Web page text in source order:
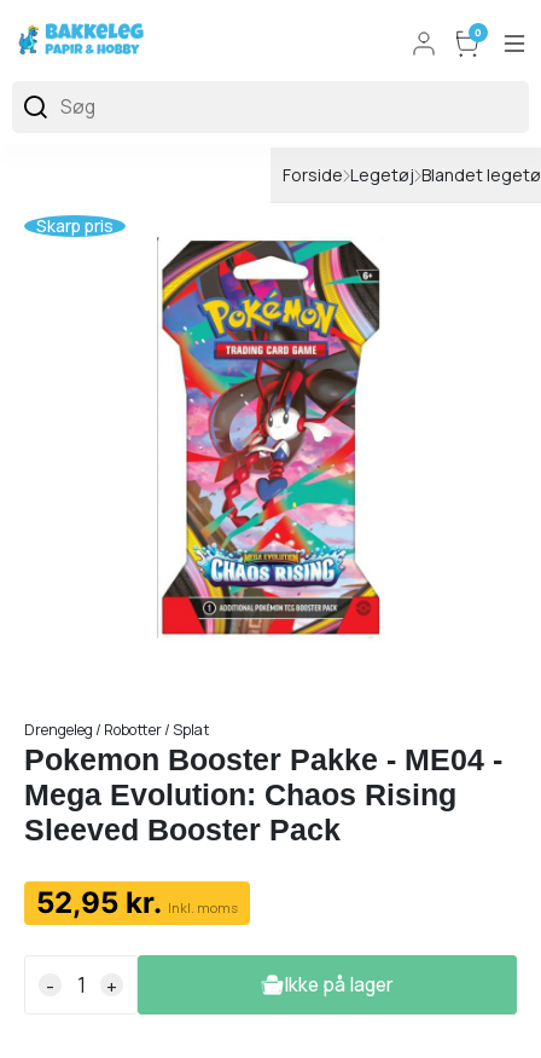
0
Forside Legetøj Blandet
Skarp pris
Drengeleg / Robotter / Splat
Pokemon Booster Pakke - ME04 -
Mega Evolution: Chaos Rising
Sleeved Booster Pack
52,95 kr. Inkl. moms
- + Ikke på lager